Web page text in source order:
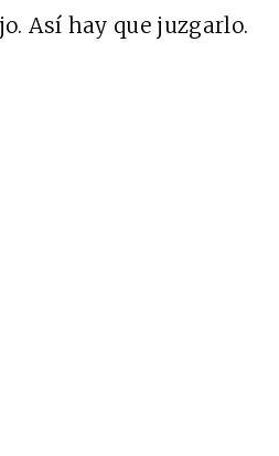
Así hay que juzgarlo.